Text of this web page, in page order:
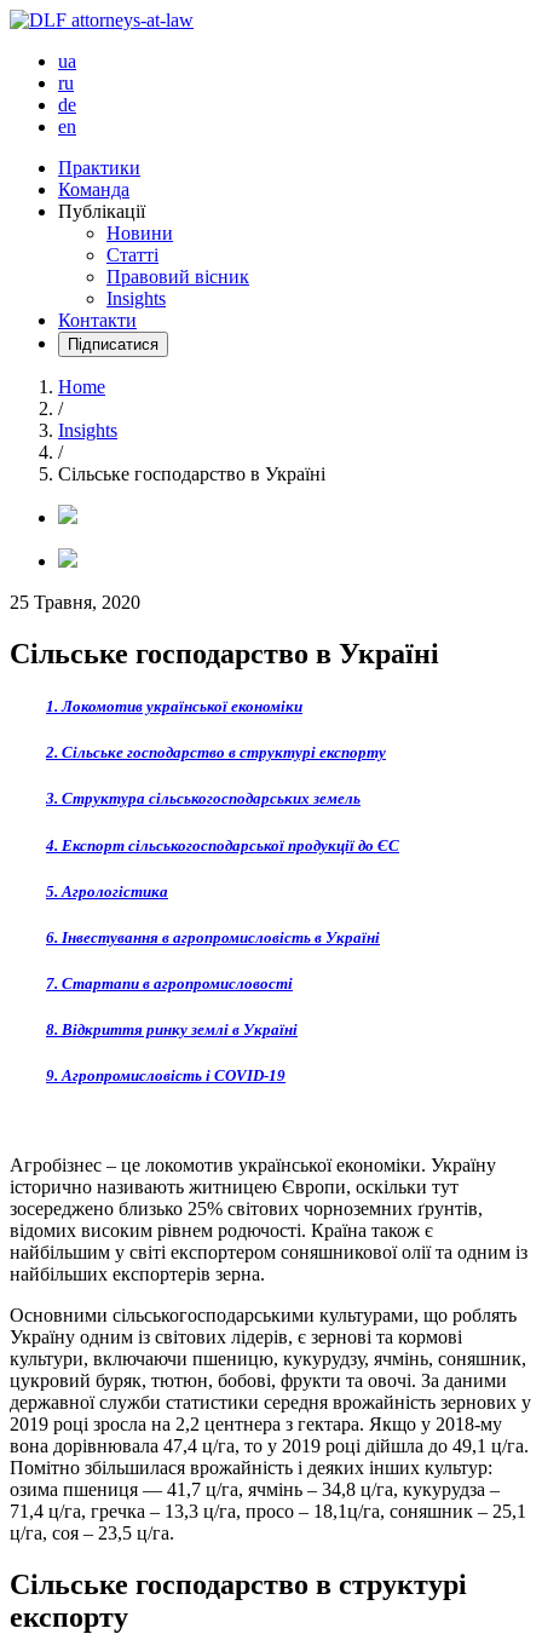
ua
ru
de
en
Практики
Команда
Публікації
Новини
Статті
Правовий вісник
Insights
Контакти
Підписатися
Home
/
Insights
/
Сільське господарство в Україні
25 Травня, 2020
Сільське господарство в Україні
1. Локомотив української економіки
2. Сільське господарство в структурі експорту
3. Структура сільськогосподарських земель
4. Експорт сільськогосподарської продукції до ЄС
5. Агрологістика
6. Інвестування в агропромисловість в Україні
7. Стартапи в агропромисловості
8. Відкриття ринку землі в Україні
9. Агропромисловість і COVID-19
Агробізнес – це локомотив української економіки. Україну
історично називають житницею Європи, оскільки тут
зосереджено близько 25% світових чорноземних ґрунтів,
відомих високим рівнем родючості. Країна також є
найбільшим у світі експортером соняшникової олії та одним із
найбільших експортерів зерна.
Основними сільськогосподарськими культурами, що роблять
Україну одним із світових лідерів, є зернові та кормові
культури, включаючи пшеницю, кукурудзу, ячмінь, соняшник,
цукровий буряк, тютюн, бобові, фрукти та овочі. За даними
державної служби статистики середня врожайність зернових у
2019 році зросла на 2,2 центнера з гектара. Якщо у 2018-му
вона дорівнювала 47,4 ц/га, то у 2019 році дійшла до 49,1 ц/га.
Помітно збільшилася врожайність і деяких інших культур:
озима пшениця — 41,7 ц/га, ячмінь – 34,8 ц/га, кукурудза –
71,4 ц/га, гречка – 13,3 ц/га, просо – 18,1ц/га, соняшник – 25,1
ц/га, соя – 23,5 ц/га.
Сільське господарство в структурі
експорту